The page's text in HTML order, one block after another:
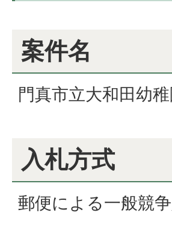
案件名
門真市立大和田幼
入札方式
郵便による一般競